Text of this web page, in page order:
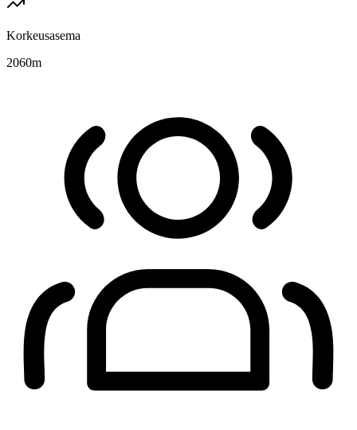
Korkeusasema
2060m